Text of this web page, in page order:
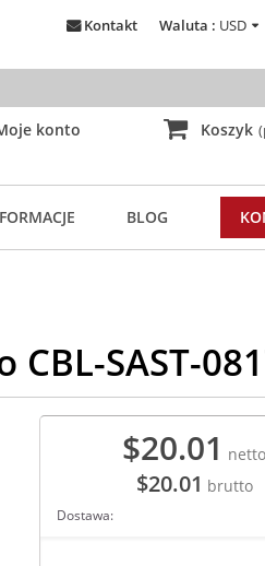
konto
Waluta : USD
Kontakt
Koszyk
BLOG
SAST-
$20.01 netto
$20.01 brutto
Dostawa: